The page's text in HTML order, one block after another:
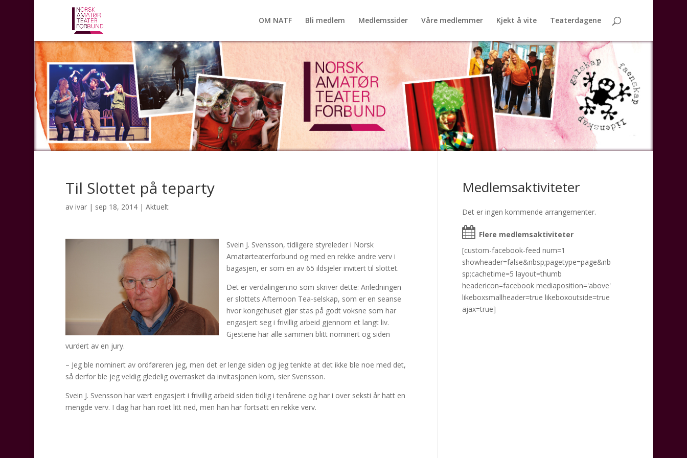
OM NATF Bli medlem Medlemssider Våre medlemmer Kjekt å vite Teaterdagene
Til Slottet på teparty
av ivar| sep 18, 2014| Aktuelt
Svein J. Svensson, tidligere styreleder i Norsk
Amatørteaterforbund og med en rekke andre verv i
bagasjen, er som en av 65 ildsjeler invitert til slottet.
Det er verdalingen.no som skriver dette: Anledningen
er slottets Afternoon Tea-selskap, som er en seanse
hvor kongehuset gjør stas på godt voksne som har
engasjert seg i frivillig arbeid gjennom et langt liv.
Gjestene har alle sammen blitt nominert og siden
vurdert av en jury.
– Jeg ble nominert av ordføreren jeg, men det er lenge siden og jeg tenkte at det ikke ble noe med det,
så derfor ble jeg veldig gledelig overrasket da invitasjonen kom, sier Svensson.
Svein J. Svensson har vært engasjert i frivillig arbeid siden tidlig i tenårene og har i over seksti år hatt en
mengde verv. I dag har han roet litt ned, men han har fortsatt en rekke verv.
Medlemsaktiviteter
Det er ingen kommende arrangementer.
Flere medlemsaktiviteter
[custom-facebook-feed num=1
showheader=false&nbsp;pagetype=page&nb
sp;cachetime=5 layout=thumb
headericon=facebook mediaposition='above'
likeboxsmallheader=true likeboxoutside=true
ajax=true]